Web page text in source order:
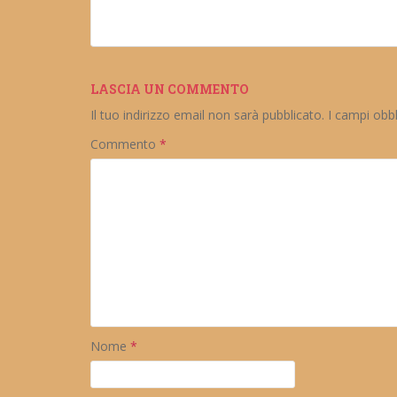
LASCIA UN COMMENTO
Il tuo indirizzo email non sarà pubblicato. I campi
Commento *
Nome *